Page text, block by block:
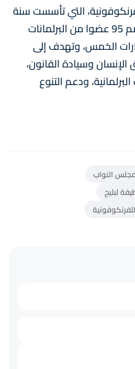
التي تأسست سنة
1967، ت عد منظمة دولية تضم 95 عضوا من البرلمانات
الخمس، وتهدف إلى
وسيادة القانون،
ودعم التنوع
النواب
لبليح